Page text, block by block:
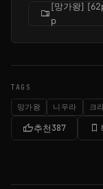
folder_zip
[망가왕]
p
TAGS
망가왕 니우라 크
thumb_up추천387 bookmark_border